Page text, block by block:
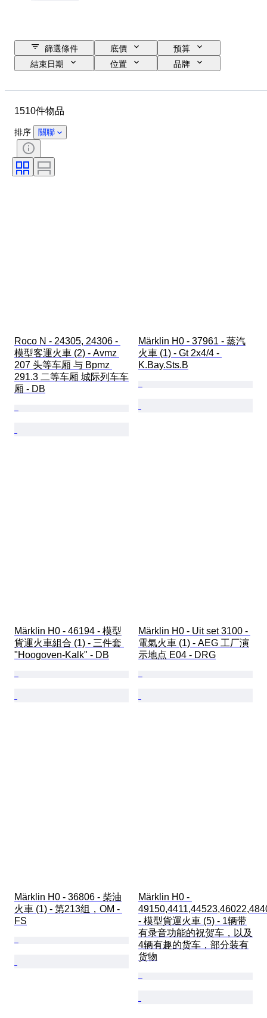
篩選條件 底價
预算
結束日期
位置
品牌
標題
比例
鐵路公司
1510件物品
排序 關聯
Roco N - 24305, 24306 -
模型客運火車 (2) - Avmz
207 头等车厢 与 Bpmz
291.3 二等车厢 城际列车车
厢 - DB
Märklin H0 - 37961 - 蒸汽
火車 (1) - Gt 2x4/4 -
K.Bay.Sts.B
Märklin H0 - 46194 - 模型
貨運火車組合 (1) - 三件套
"Hoogoven-Kalk" - DB
Märklin H0 - Uit set 3100 -
電氣火車 (1) - AEG 工厂演
示地点 E04 - DRG
Märklin H0 - 36806 - 柴油
火車 (1) - 第213组，OM -
FS
Märklin H0 -
- 模型貨運火車 (5) - 1辆带
有录音功能的祝贺车，以及
4辆有趣的货车，部分装有
货物